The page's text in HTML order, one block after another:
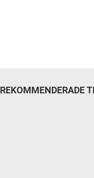
REKOMMENDERADE